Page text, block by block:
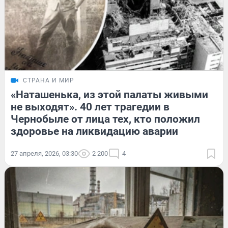
СТРАНА И МИР
«Наташенька, из этой палаты живыми
не выходят». 40 лет трагедии в
Чернобыле от лица тех, кто положил
здоровье на ликвидацию аварии
27 апреля, 2026, 03:30 2 200 4